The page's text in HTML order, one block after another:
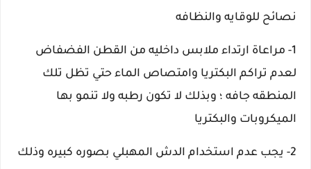
نصائح للوقايه والنظافه
1- مراعاة ارتداء ملابس داخليه من القطن الفضفاض
لعدم تراكم البكتريا وامتصاص الماء حتي تظل تلك
المنطقه جافه ؛ وبذلك لا تكون رطبه ولا تنمو بها
الميكروبات والبكتريا
2- يجب عدم استخدام الدش المهبلي بصوره كبيره وذلك